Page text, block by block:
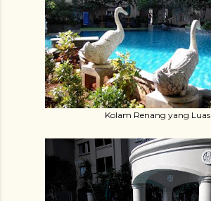
Kolam Renang yang Luas